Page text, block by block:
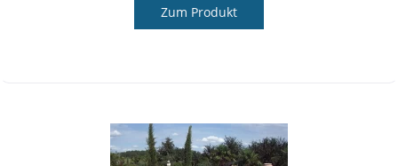
Zum Produkt